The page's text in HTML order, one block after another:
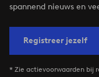
spannend nieuws en
Registreer jezelf
* Zie actievoorwaarden bij